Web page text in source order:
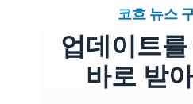
코흐 뉴스
업데이트
바로 받